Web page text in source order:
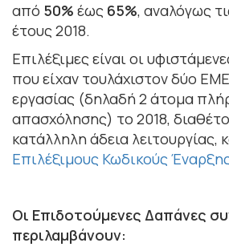
από 50% έως 65%, αναλόγως
έτους 2018.
Επιλέξιμες είναι οι
που είχαν τουλάχιστον δύο
εργασίας (δηλαδή 2 άτομα
απασχόλησης) το 2018,
κατάλληλη άδεια λειτουργίας,
Επιλέξιμους Κωδικούς
Οι Επιδοτούμενες Δαπάνες
περιλαμβάνουν: